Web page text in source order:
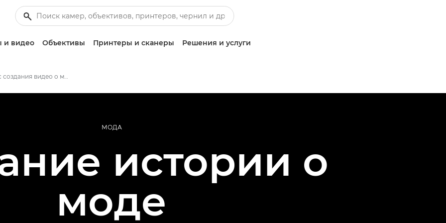
и видео Объективы Принтеры и сканеры Решения и услуги
Процесс создания видео о моде
МОДА
истории о
моде